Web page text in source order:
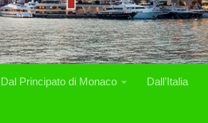
Dal Principato di Monaco Dall’Italia